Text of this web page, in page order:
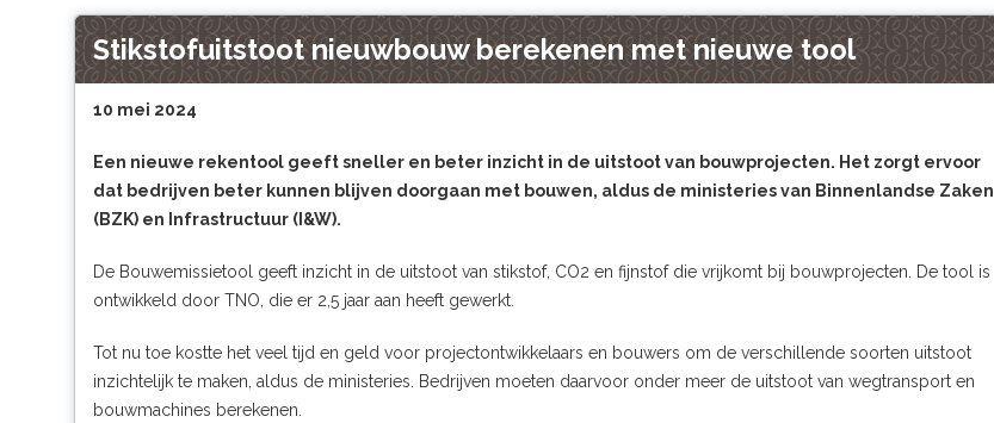
Stikstofuitstoot nieuwbouw berekenen met nieuwe tool
10 mei 2024
Een nieuwe rekentool geeft sneller en beter inzicht in de uitstoot van bouwprojecten. Het zorgt ervoor
dat bedrijven beter kunnen blijven doorgaan met bouwen, aldus de ministeries van Binnenlandse Zaken
(BZK) en Infrastructuur (I&W).
De Bouwemissietool geeft inzicht in de uitstoot van stikstof, CO2 en fijnstof die vrijkomt bij bouwprojecten. De tool is
ontwikkeld door TNO, die er 2,5 jaar aan heeft gewerkt.
Tot nu toe kostte het veel tijd en geld voor projectontwikkelaars en bouwers om de verschillende soorten uitstoot
inzichtelijk te maken, aldus de ministeries. Bedrijven moeten daarvoor onder meer de uitstoot van wegtransport en
bouwmachines berekenen.